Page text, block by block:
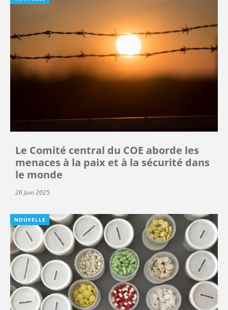
Le Comité central du COE aborde les
menaces à la paix et à la sécurité dans
le monde
26 Juin 2025
NOUVELLE